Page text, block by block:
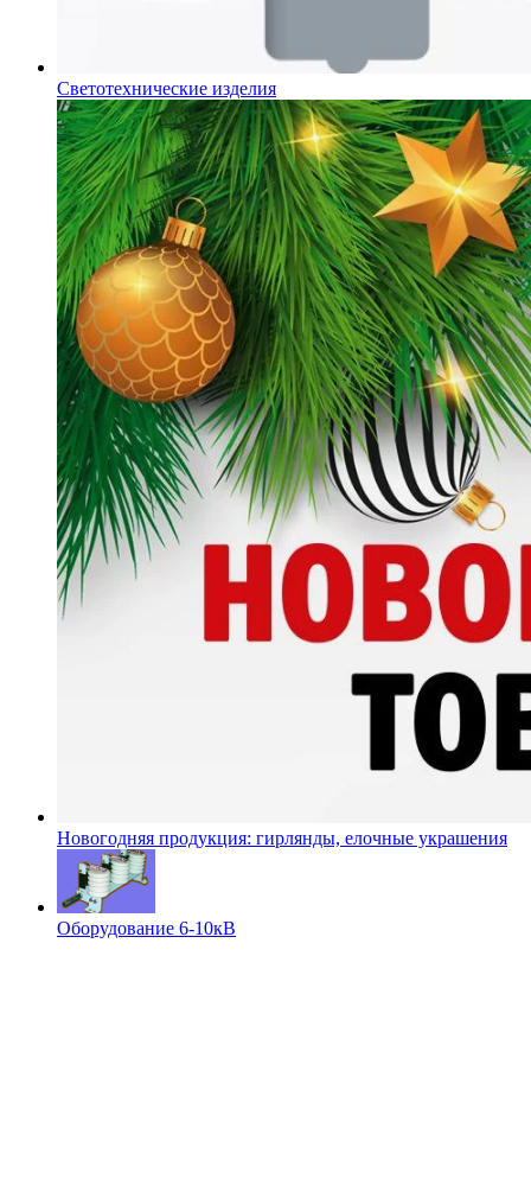
Светотехнические изделия
Новогодняя продукция: гирлянды, елочные украшения
Оборудование 6-10кВ